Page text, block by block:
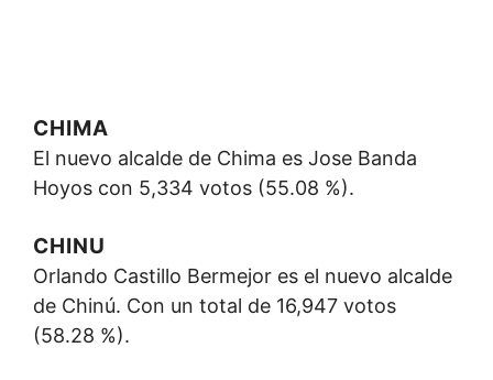
CHIMA
El nuevo alcalde de Chima es Jose Banda
Hoyos con 5,334 votos (55.08 %).
CHINU
Orlando Castillo Bermejor es el nuevo alcalde
de Chinú. Con un total de 16,947 votos
(58.28 %).